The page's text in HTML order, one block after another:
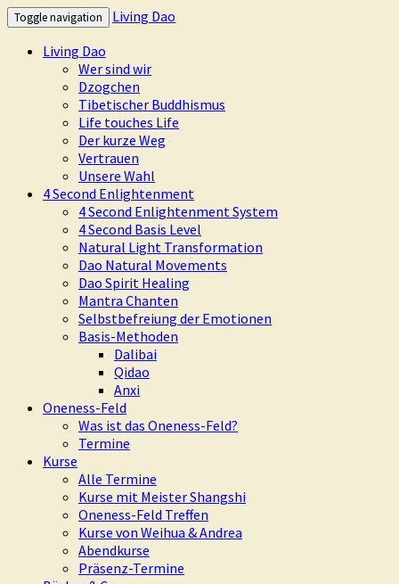
Toggle navigation
Living Dao
Living Dao
Wer sind wir
Dzogchen
Tibetischer Buddhismus
Life touches Life
Der kurze Weg
Vertrauen
Unsere Wahl
4 Second Enlightenment
4 Second Enlightenment System
4 Second Basis Level
Natural Light Transformation
Dao Natural Movements
Dao Spirit Healing
Mantra Chanten
Selbstbefreiung der Emotionen
Basis-Methoden
Dalibai
Qidao
Anxi
Oneness-Feld
Was ist das Oneness-Feld?
Termine
Kurse
Alle Termine
Kurse mit Meister Shangshi
Oneness-Feld Treffen
Kurse von Weihua & Andrea
Abendkurse
Präsenz-Termine